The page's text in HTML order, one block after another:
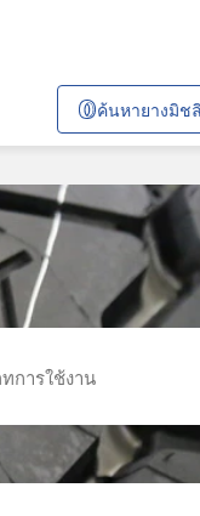
ค้นหายางมิช